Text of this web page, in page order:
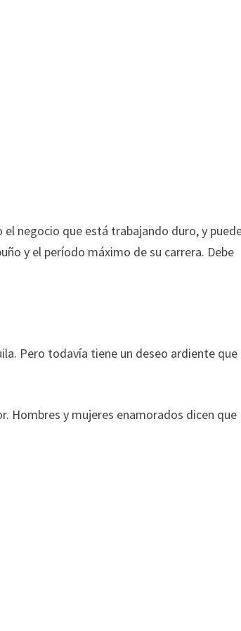
negocio que está trabajando duro, y
y el período máximo de su carrera. Debe
Pero todavía tiene un deseo ardiente que
Hombres y mujeres enamorados dicen que